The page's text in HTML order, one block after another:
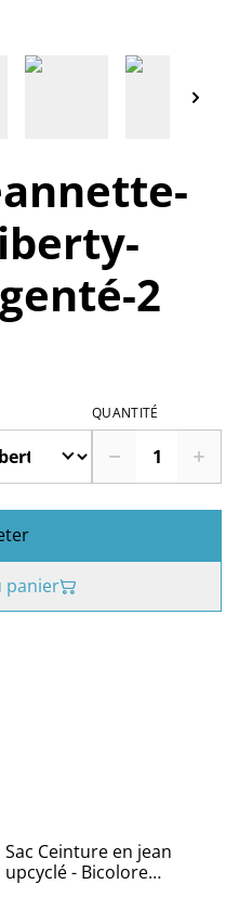
2
QUANTITÉ
panier
Sac Ceinture en jean
upcyclé - Bicolore